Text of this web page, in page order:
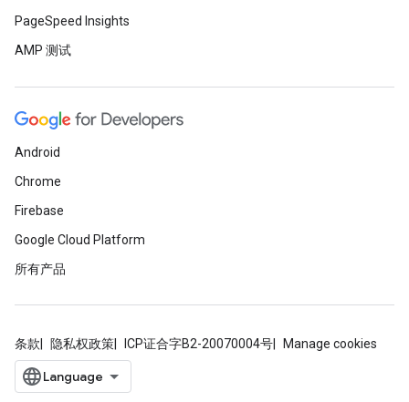
PageSpeed Insights
AMP 测试
Android
Chrome
Firebase
Google Cloud Platform
所有产品
条款 隐私权政策 ICP证合字B2-20070004号 Manage cookies